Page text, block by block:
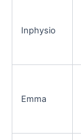
Inphysio
Emma